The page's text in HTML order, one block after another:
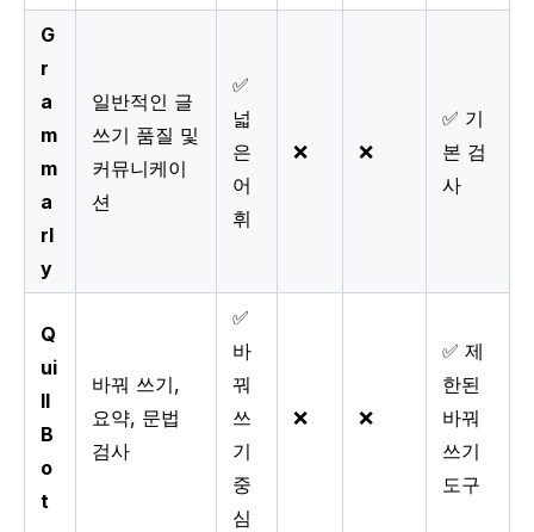
G
r
a
m
m
a
rl
y
일반적인 글
쓰기 품질 및
커뮤니케이
션
✅
넓
은
어
휘
❌ ❌
✅ 기
본 검
사
Q
ui
ll
B
o
t
바꿔 쓰기,
요약, 문법
검사
✅
바
꿔
쓰
기
중
심
❌ ❌
✅ 제
한된
바꿔
쓰기
도구